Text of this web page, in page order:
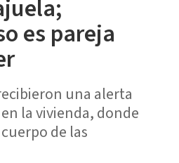
es pareja
una alerta
la vivienda, donde
de las